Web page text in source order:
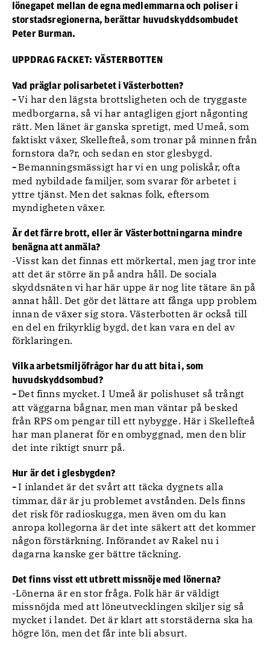
lönegapet mellan de egna medlemmarna och poliser i
storstadsregionerna, berättar huvudskyddsombudet
Peter Burman.
UPPDRAG FACKET: VÄSTERBOTTEN
Vad präglar polisarbetet i Västerbotten?
–Vi har den lägsta brottsligheten och de tryggaste
medborgarna, så vi har antagligen gjort någonting
rätt. Men länet är ganska spretigt, med Umeå, som
faktiskt växer, Skellefteå, som tronar på minnen från
fornstora da?r, och sedan en stor glesbygd.
–Bemanningsmässigt har vi en ung poliskår, ofta
med nybildade familjer, som svarar för arbetet i
yttre tjänst. Men det saknas folk, eftersom
myndigheten växer.
Är det färre brott, eller är Västerbottningarna mindre
benägna att anmäla?
-Visst kan det finnas ett mörkertal, men jag tror inte
att det är större än på andra håll. De sociala
skyddsnäten vi har här uppe är nog lite tätare än på
annat håll. Det gör det lättare att fånga upp problem
innan de växer sig stora. Västerbotten är också till
en del en frikyrklig bygd, det kan vara en del av
förklaringen.
Vilka arbetsmiljöfrågor har du att bita i, som
huvudskyddsombud?
–Det finns mycket. I Umeå är polishuset så trångt
att väggarna bågnar, men man väntar på besked
från RPS om pengar till ett nybygge. Här i Skellefteå
har man planerat för en ombyggnad, men den blir
det inte riktigt snurr på.
Hur är det i glesbygden?
–I inlandet är det svårt att täcka dygnets alla
timmar, där är ju problemet avstånden. Dels finns
det risk för radioskugga, men även om du kan
anropa kollegorna är det inte säkert att det kommer
någon förstärkning. Införandet av Rakel nu i
dagarna kanske ger bättre täckning.
Det finns visst ett utbrett missnöje med lönerna?
-Lönerna är en stor fråga. Folk här är väldigt
missnöjda med att löneutvecklingen skiljer sig så
mycket i landet. Det är klart att storstäderna ska ha
högre lön, men det får inte bli absurt.